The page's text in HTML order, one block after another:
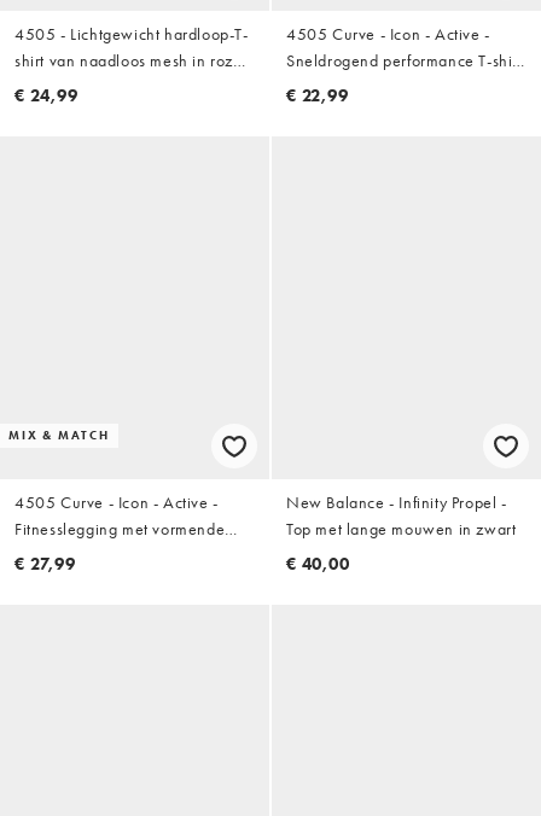
4505 - Lichtgewicht hardloop-T-
shirt van naadloos mesh in roze
taupe
€ 24,99
4505 Curve - Icon - Active -
Sneldrogend performance T-shirt
in koffie
€ 22,99
MIX & MATCH
4505 Curve - Icon - Active -
Fitnesslegging met vormende
naden achter, hoge taille en
€ 27,99
New Balance - Infinity Propel -
Top met lange mouwen in zwart
€ 40,00